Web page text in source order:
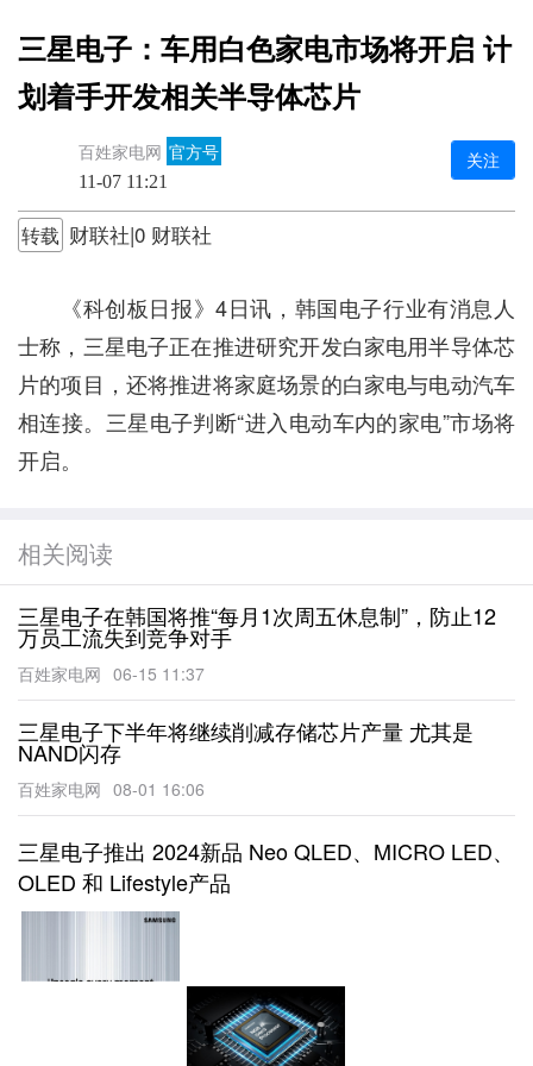
三星电子：车用白色家电市场将开启 计
划着手开发相关半导体芯片
百姓家电网 官方号
11-07 11:21
关注
转载 财联社|0 财联社
《科创板日报》4日讯，韩国电子行业有消息人
士称，三星电子正在推进研究开发白家电用半导体芯
片的项目，还将推进将家庭场景的白家电与电动汽车
相连接。三星电子判断“进入电动车内的家电”市场将
开启。
相关阅读
三星电子在韩国将推“每月1次周五休息制”，防止12
万员工流失到竞争对手
百姓家电网 06-15 11:37
三星电子下半年将继续削减存储芯片产量 尤其是
NAND闪存
百姓家电网 08-01 16:06
三星电子推出 2024新品 Neo QLED、MICRO LED、
OLED 和 Lifestyle产品